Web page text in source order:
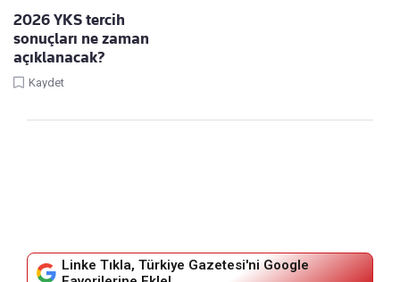
2026 YKS tercih
sonuçları ne zaman
açıklanacak?
Kaydet
Linke Tıkla, Türkiye Gazetesi'ni Google